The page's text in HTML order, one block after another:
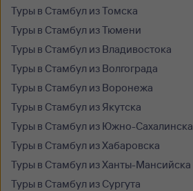
Туры в Стамбул из Томска
Туры в Стамбул из Тюмени
Туры в Стамбул из Владивостока
Туры в Стамбул из Волгограда
Туры в Стамбул из Воронежа
Туры в Стамбул из Якутска
Туры в Стамбул из Южно-Сахалинска
Туры в Стамбул из Хабаровска
Туры в Стамбул из Ханты-Мансийска
Туры в Стамбул из Сургута